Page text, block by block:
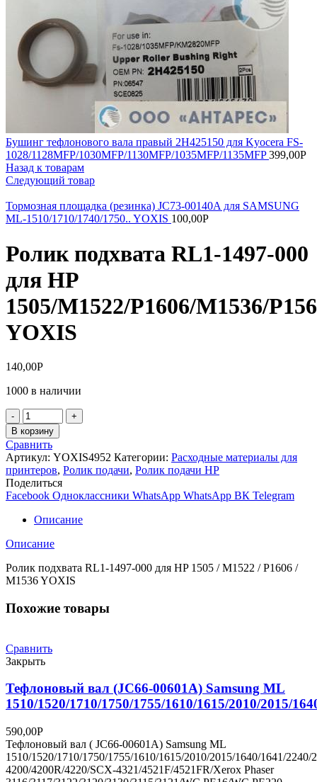
Бушинг тефлонового вала правый 2H425150 для Kyocera FS-
1028/1128MFP/1030MFP/1130MFP/1035MFP/1135MFP399,00Р
Назад к товарам
Следующий товар
Тормозная площадка (резинка) JC73-00140A для SAMSUNG
ML-1510/1710/1740/1750.. YOXIS 100,00Р
Ролик подхвата RL1-1497-000
для HP
1505/M1522/P1606/M1536/
YOXIS
140,00Р
1000 в наличии
Количество
товара
Ролик
подхвата
RL1-
1497-
000
для
HP
1505/M1522/P1606/M1536/P1566
YOXIS
В корзину
Сравнить
Артикул: YOXIS4952 Категории: Расходные материалы для
принтеров, Ролик подачи, Ролик подачи HP
Поделиться
Facebook Одноклассники WhatsApp WhatsApp ВК Telegram
Описание
Описание
Ролик подхвата RL1-1497-000 для HP 1505 / M1522 / P1606 /
M1536 YOXIS
Похожие товары
Сравнить
Закрыть
Тефлоновый вал (JC66-00601A) Samsung ML
1510/1520/1710/1750/1755/1610/1615/2010/2015/
590,00Р
Тефлоновый вал ( JC66-00601A) Samsung ML
1510/1520/1710/1750/1755/1610/1615/2010/2015/1640/1641/
4200/4200R/4220/SCX-4321/4521F/4521FR/Xerox Phaser